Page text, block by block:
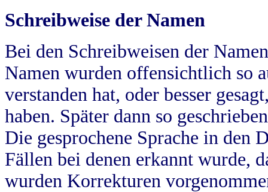
Schreibweise der Namen
Bei den Schreibweisen der
Namen wurden offensichtlich so
verstanden hat, oder besser
haben. Später dann so
Die gesprochene Sprache in
Fällen bei denen erkannt wurde,
wurden Korrekturen